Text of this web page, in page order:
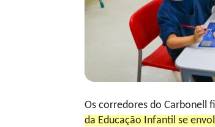
Os corredores do Carbonell
da Educação Infantil se